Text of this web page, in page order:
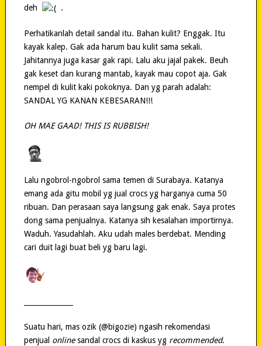
deh
.
Perhatikanlah detail sandal itu. Bahan kulit? Enggak. Itu
kayak kalep. Gak ada harum bau kulit sama sekali.
Jahitannya juga kasar gak rapi. Lalu aku jajal pakek. Beuh
gak keset dan kurang mantab, kayak mau copot aja. Gak
nempel di kulit kaki pokoknya. Dan yg parah adalah:
SANDAL YG KANAN KEBESARAN!!!
OH MAE GAAD! THIS IS RUBBISH!
Lalu ngobrol-ngobrol sama temen di Surabaya. Katanya
emang ada gitu mobil yg jual crocs yg harganya cuma 50
ribuan. Dan perasaan saya langsung gak enak. Saya protes
dong sama penjualnya. Katanya sih kesalahan importirnya.
Waduh. Yasudahlah. Aku udah males berdebat. Mending
cari duit lagi buat beli yg baru lagi.
Suatu hari, mas ozik (@bigozie) ngasih rekomendasi
penjual onlinesandal crocs di kaskus yg recommended.